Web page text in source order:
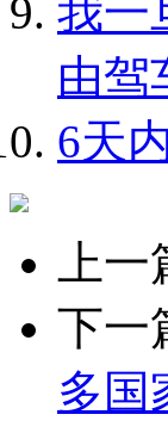
我一
由驾
6天
上一
下一
多国